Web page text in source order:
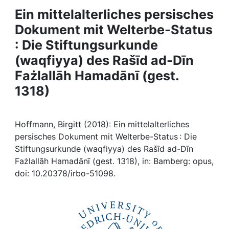
Projects
People
Institutions
Awards
My FIS
Help
Ein mittelalterliches persisches
Dokument mit Welterbe-Status
: Die Stiftungsurkunde
(waqfiyya) des Rašīd ad-Dīn
Fażlallāh Hamadānī (gest.
1318)
Hoffmann, Birgitt (2018): Ein mittelalterliches
persisches Dokument mit Welterbe-Status : Die
Stiftungsurkunde (waqfiyya) des Rašīd ad-Dīn
Fażlallāh Hamadānī (gest. 1318), in: Bamberg: opus,
doi: 10.20378/irbo-51098.